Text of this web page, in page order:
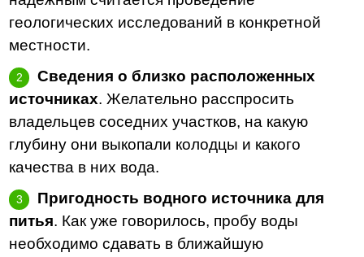
геологических исследований в конкретной
местности.
Сведения о близко расположенных
источниках. Желательно расспросить
владельцев соседних участков, на какую
глубину они выкопали колодцы и какого
качества в них вода.
Пригодность водного источника для
питья. Как уже говорилось, пробу воды
необходимо сдавать в ближайшую